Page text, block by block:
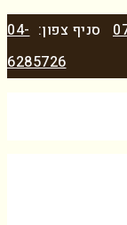
סניף צפון:04-
6285726